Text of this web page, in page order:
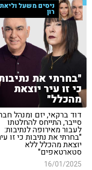
ניסים משעל וליאת
רון
"בחרתי את
כי זו עיר יוצאת
מהכלל"
דוד ברקאי, יזם ומנהל
סייבר, התייחס להחלטתו
לעבור מאירופה לנתיבות:
"בחרתי את נתיבות כי זו
יוצאת מהכלל ללא
סטארטאפים"
16/01/2025